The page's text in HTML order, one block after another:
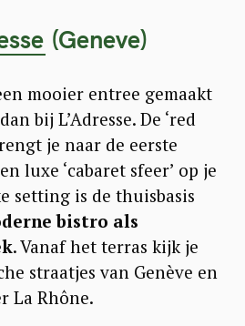
(Geneve)
mooier entree gemaakt
bij L’Adresse. De ‘red
je naar de eerste
luxe ‘cabaret sfeer’ op je
setting is de thuisbasis
bistro als
. Vanaf het terras kijk je
straatjes van Genève en
La Rhône.